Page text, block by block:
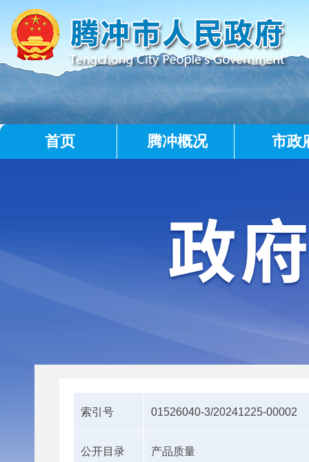
首页 腾冲概况 市政
索引号 01526040-3/20241225-00002
公开目录 产品质量